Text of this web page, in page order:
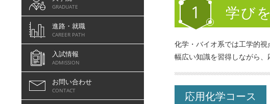
1 学び
化学・バイオ系では工学的視
幅広い知識を習得しながら、
応用化学コース
GRADUATE
進路・就職
CAREER PATH
入試情報
ADMISSION
お問い合わせ
CONTACT